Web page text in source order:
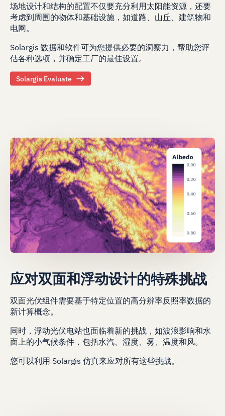
场地设计和结构的配置不仅要充分利用太阳能资源，还要
考虑到周围的物体和基础设施，如道路、山丘、建筑物和
电网。
Solargis 数据和软件可为您提供必要的洞察力，帮助您评
估各种选项，并确定工厂的最佳设置。
Solargis Evaluate
应对双面和浮动设计的特殊挑战
双面光伏组件需要基于特定位置的高分辨率反照率数据的
新计算概念。
同时，浮动光伏电站也面临着新的挑战，如波浪影响和水
面上的小气候条件，包括水汽、湿度、雾、温度和风。
您可以利用 Solargis 仿真来应对所有这些挑战。